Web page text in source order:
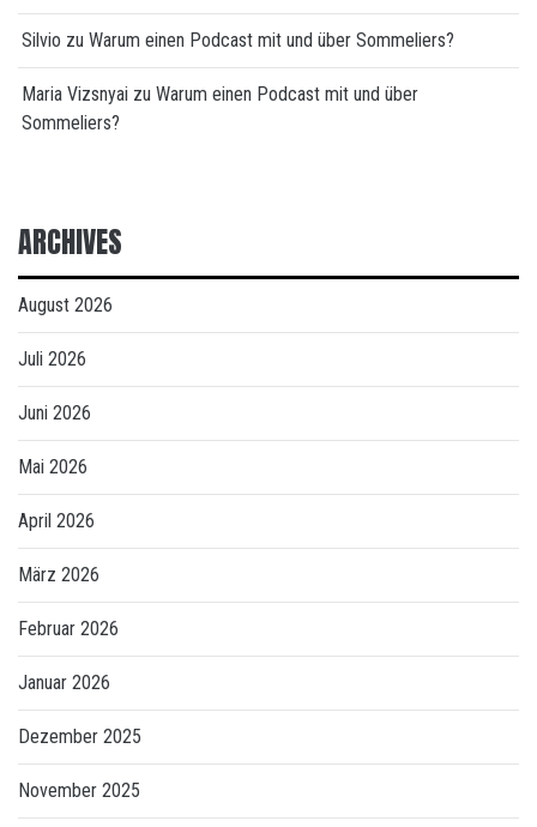
Silvio zu Warum einen Podcast mit und über Sommeliers?
Maria Vizsnyai zu Warum einen Podcast mit und über
Sommeliers?
ARCHIVES
August 2026
Juli 2026
Juni 2026
Mai 2026
April 2026
März 2026
Februar 2026
Januar 2026
Dezember 2025
November 2025